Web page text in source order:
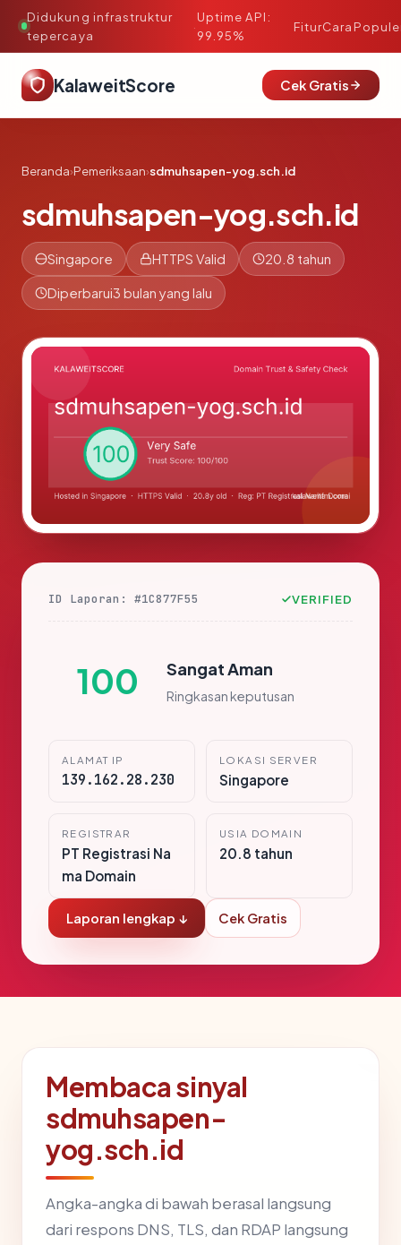
Didukung infrastruktur
tepercaya
·
Uptime API:
99.95%
FiturCara
KalaweitScore Cek Gratis
Beranda›Pemeriksaan›sdmuhsapen-yog.sch.id
sdmuhsapen-yog.sch.id
Singapore HTTPS Valid 20.8 tahun
Diperbarui3 bulan yang lalu
ID Laporan: #1C877F55 VERIFIED
100 Sangat Aman
Ringkasan keputusan
ALAMAT IP
139.162.28.230
LOKASI SERVER
Singapore
REGISTRAR
PT Registrasi Na
ma Domain
USIA DOMAIN
20.8 tahun
Laporan lengkap ↓ Cek Gratis
Membaca sinyal
sdmuhsapen-
yog.sch.id
Angka-angka di bawah berasal langsung
dari respons DNS, TLS, dan RDAP langsung